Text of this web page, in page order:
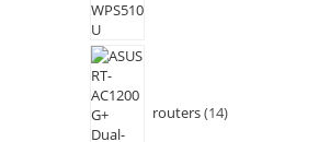
routers 14